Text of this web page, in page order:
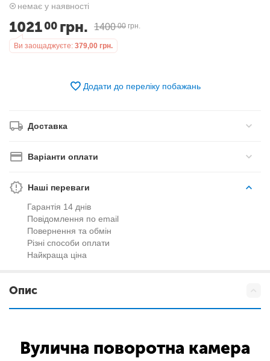
немає у наявності
102100 грн. 1400 00 грн.
Ви заощаджуєте: 379,00 грн.
Додати до переліку побажань
Доставка
Варіанти оплати
Наші переваги
Гарантія 14 днів
Повідомлення по email
Повернення та обмін
Різні способи оплати
Найкраща ціна
Опис
Вулична поворотна камера